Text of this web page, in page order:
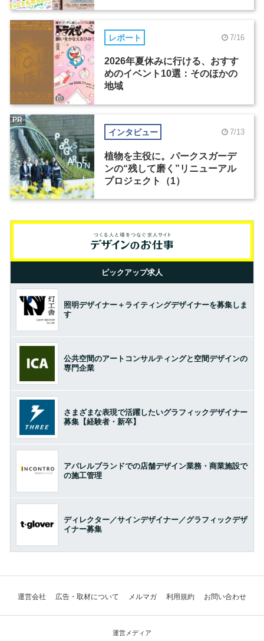
レポート 7/16
2026年夏休みに行ける、おすす
めのイベント10選：そのほかの
地域
インタビュー 7/13
植物を主役に。パークスガーデ
ンの“残して磨く”リニューアル
プロジェクト（1）
PR
ピックアップ求人
照明デザイナー＋ライティングデザイナーを募集しま
す
公共空間のアートコンサルティングと空間デザインの
専門企業
さまざまな表現で活躍したいグラフィックデザイナー
募集【経験者・新卒】
アパレルブランドでの店舗デザイン業務・商業施設で
の施工管理
ディレクター／サインデザイナー／グラフィックデザ
イナー募集
運営会社 広告・取材について メルマガ 利用規約 お問い合わせ
運営メディア